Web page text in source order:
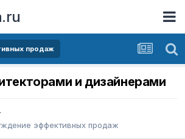
продаж
и дизайнерами
эффективных продаж